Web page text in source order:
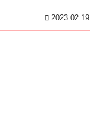
2023.02.19